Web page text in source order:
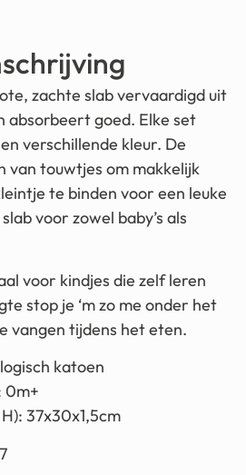
zachte slab vervaardigd uit
absorbeert goed. Elke set
verschillende kleur. De
van touwtjes om makkelijk
te binden voor een leuke
voor zowel baby’s als
voor kindjes die zelf leren
stop je ‘m zo me onder het
vangen tijdens het eten.
katoen
0m+
37x30x1,5cm